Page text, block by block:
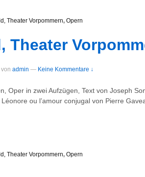
Theater Vorpommern, Opern
Theater
von admin — Keine Kommentare ↓
Oper in zwei Aufzügen, Text von Joseph
ou l’amour conjugal von Pierre
Theater Vorpommern, Opern